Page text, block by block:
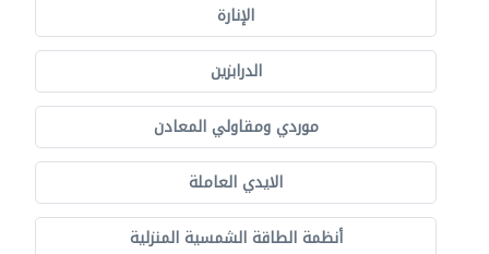
الإنارة
الدرابزين
موردي ومقاولي المعادن
الايدي العاملة
أنظمة الطاقة الشمسية المنزلية